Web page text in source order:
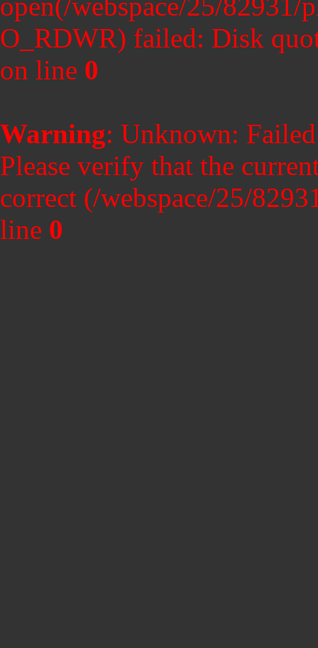
O_RDWR) failed: Disk
on line 0
Warning: Unknown:
Please verify that the
correct (/webspace/25/
line 0